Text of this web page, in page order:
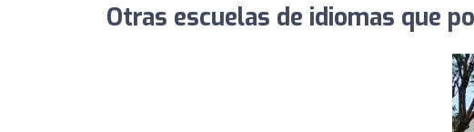
Otras escuelas de idiomas que